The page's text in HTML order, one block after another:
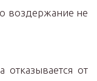
воздержание не
от